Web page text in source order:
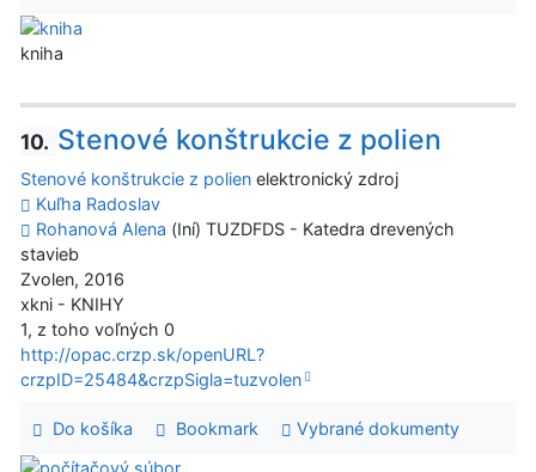
kniha
10. Stenové konštrukcie z polien
Stenové konštrukcie z polien elektronický zdroj
Kuľha Radoslav
Rohanová Alena (Iní) TUZDFDS - Katedra drevených
stavieb
Zvolen, 2016
xkni - KNIHY
1, z toho voľných 0
http://opac.crzp.sk/openURL?
crzpID=25484&crzpSigla=tuzvolen
Do košíka Bookmark Vybrané dokumenty